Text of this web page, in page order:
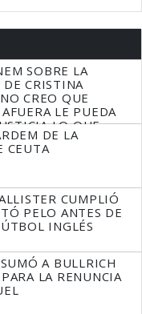
SOBRE LA
DE CRISTINA
CREO QUE
LE PUEDA
LO QUE
DE LA
CEUTA
CUMPLIÓ
PELO ANTES DE
INGLÉS
A BULLRICH
LA RENUNCIA